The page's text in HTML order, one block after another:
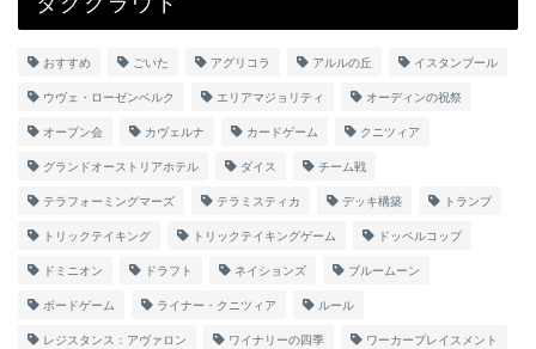
おすすめ ごいた アグリコラ アルルの丘 イスタンブール
ウヴェ・ローゼンベルク エリアマジョリティ オーディンの祝祭
オープン会 カヴェルナ カードゲーム クニツィア
グランドオーストリアホテル ダイス チーム戦
テラフォーミングマーズ テラミスティカ デッキ構築 トランプ
トリックテイキング トリックテイキングゲーム ドッペルコップ
ドミニオン ドラフト ネイションズ ブルームーン
ボードゲーム ライナー・クニツィア ルール
レジスタンス：アヴァロン ワイナリーの四季 ワーカープレイスメント